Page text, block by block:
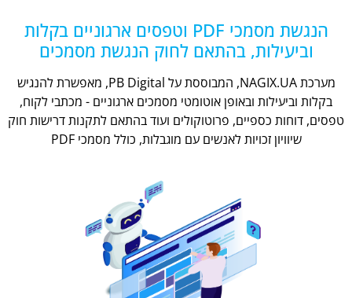
הנגשת מסמכי PDF וטפסים ארגוניים בקלות
וביעילות, בהתאם לחוק הנגשת מסמכים
מערכת NAGIX.UA, המבוססת על PB Digital, מאפשרת להנגיש
בקלות וביעילות ובאופן אוטומטי מסמכים ארגוניים - מכתבי לקוח,
טפסים, דוחות כספיים, פרוטוקולים ועוד בהתאם לתקנות דרישות חוק
שיוויון זכויות לאנשים עם מוגבלות, כולל מסמכי PDF